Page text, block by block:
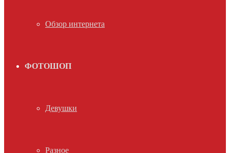
Обзор интернета
ФОТОШОП
Девушки
Разное